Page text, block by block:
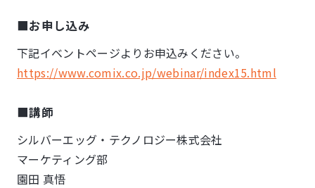
■お申し込み
下記イベントページよりお申込みください。
https://www.comix.co.jp/webinar/index15.html
■講師
シルバーエッグ・テクノロジー株式会社
マーケティング部
園田 真悟